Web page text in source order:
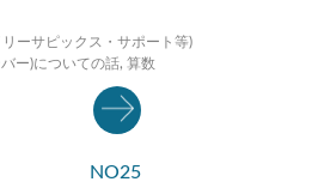
ーサピックス・サポート等)
ー)についての話, 算数
NO25
後期(9月~11月)
中学受験算数